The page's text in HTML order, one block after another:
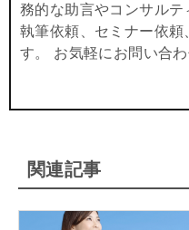
務的な助言やコンサル
執筆依頼、セミナー依頼
す。 お気軽にお問い合わ
関連記事